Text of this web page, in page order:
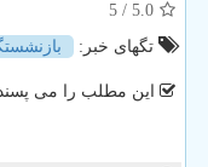
5.0
/ 5
تگهای خبر:
این مطلب را می